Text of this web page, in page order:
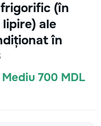
(în
ale
în
700 MDL